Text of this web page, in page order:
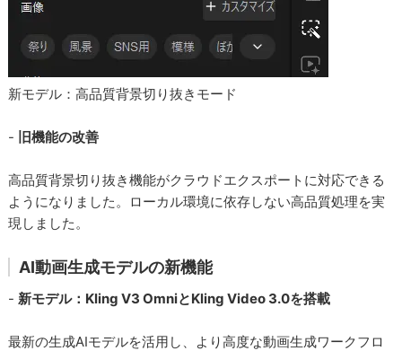
新モデル：高品質背景切り抜きモード
- 旧機能の改善
高品質背景切り抜き機能がクラウドエクスポートに対応できる
ようになりました。ローカル環境に依存しない高品質処理を実
現しました。
AI動画生成モデルの新機能
- 新モデル：Kling V3 OmniとKling Video 3.0を搭載
最新の生成AIモデルを活用し、より高度な動画生成ワークフロ